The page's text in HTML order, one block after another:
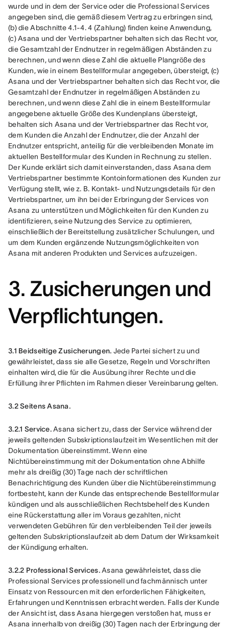
wurde und in dem der Service oder die Professional Services
angegeben sind, die gemäß diesem Vertrag zu erbringen sind,
(b) die Abschnitte 4.1-4. 4 (Zahlung) finden keine Anwendung,
(c) Asana und der Vertriebspartner behalten sich das Recht vor,
die Gesamtzahl der Endnutzer in regelmäßigen Abständen zu
berechnen, und wenn diese Zahl die aktuelle Plangröße des
Kunden, wie in einem Bestellformular angegeben, übersteigt, (c)
Asana und der Vertriebspartner behalten sich das Recht vor, die
Gesamtzahl der Endnutzer in regelmäßigen Abständen zu
berechnen, und wenn diese Zahl die in einem Bestellformular
angegebene aktuelle Größe des Kundenplans übersteigt,
behalten sich Asana und der Vertriebspartner das Recht vor,
dem Kunden die Anzahl der Endnutzer, die der Anzahl der
Endnutzer entspricht, anteilig für die verbleibenden Monate im
aktuellen Bestellformular des Kunden in Rechnung zu stellen.
Der Kunde erklärt sich damit einverstanden, dass Asana dem
Vertriebspartner bestimmte Kontoinformationen des Kunden zur
Verfügung stellt, wie z. B. Kontakt- und Nutzungsdetails für den
Vertriebspartner, um ihn bei der Erbringung der Services von
Asana zu unterstützen und Möglichkeiten für den Kunden zu
identifizieren, seine Nutzung des Service zu optimieren,
einschließlich der Bereitstellung zusätzlicher Schulungen, und
um dem Kunden ergänzende Nutzungsmöglichkeiten von
Asana mit anderen Produkten und Services aufzuzeigen.
3. Zusicherungen und
Verpflichtungen.
3.1 Beidseitige Zusicherungen. Jede Partei sichert zu und
gewährleistet, dass sie alle Gesetze, Regeln und Vorschriften
einhalten wird, die für die Ausübung ihrer Rechte und die
Erfüllung ihrer Pflichten im Rahmen dieser Vereinbarung gelten.
3.2 Seitens Asana.
3.2.1 Service. Asana sichert zu, dass der Service während der
jeweils geltenden Subskriptionslaufzeit im Wesentlichen mit der
Dokumentation übereinstimmt. Wenn eine
Nichtübereinstimmung mit der Dokumentation ohne Abhilfe
mehr als dreißig (30) Tage nach der schriftlichen
Benachrichtigung des Kunden über die Nichtübereinstimmung
fortbesteht, kann der Kunde das entsprechende Bestellformular
kündigen und als ausschließlichen Rechtsbehelf des Kunden
eine Rückerstattung aller im Voraus gezahlten, nicht
verwendeten Gebühren für den verbleibenden Teil der jeweils
geltenden Subskriptionslaufzeit ab dem Datum der Wirksamkeit
der Kündigung erhalten.
3.2.2 Professional Services. Asana gewährleistet, dass die
Professional Services professionell und fachmännisch unter
Einsatz von Ressourcen mit den erforderlichen Fähigkeiten,
Erfahrungen und Kenntnissen erbracht werden. Falls der Kunde
der Ansicht ist, dass Asana hiergegen verstoßen hat, muss er
Asana innerhalb von dreißig (30) Tagen nach der Erbringung der